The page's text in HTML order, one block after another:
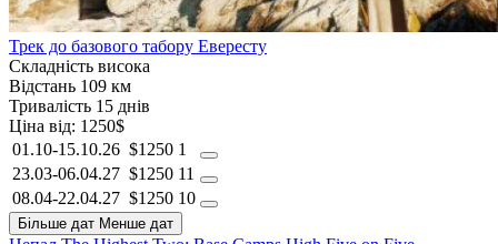
Трек до базового табору Евересту
Складність висока
Відстань 109 км
Тривалість 15 днів
Ціна від: 1250$
01.10-15.10.26 $1250 1
23.03-06.04.27 $1250 11
08.04-22.04.27 $1250 10
Більше дат Менше дат